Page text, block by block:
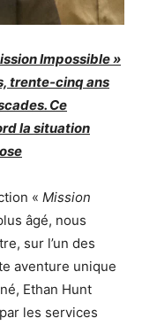
Impossible »
trente-cinq ans
Ce
la situation
« Mission
âgé, nous
sur l’un des
aventure unique
Ethan Hunt
les services